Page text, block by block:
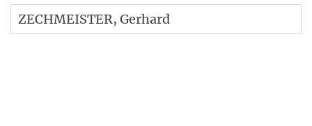
ZECHMEISTER, Gerhard